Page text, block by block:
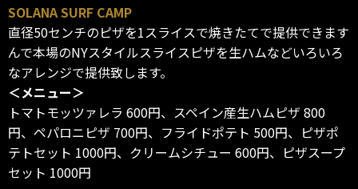
SOLANA SURF CAMP
直径50センチのピザを1スライスで焼きたてで提供できます
んで本場のNYスタイルスライスピザを生ハムなどいろいろ
なアレンジで提供致します。
＜メニュー＞
トマトモッツァレラ 600円、スペイン産生ハムピザ 800
円、ペパロニピザ 700円、フライドポテト 500円、ピザポ
テトセット 1000円、クリームシチュー 600円、ピザスープ
セット 1000円